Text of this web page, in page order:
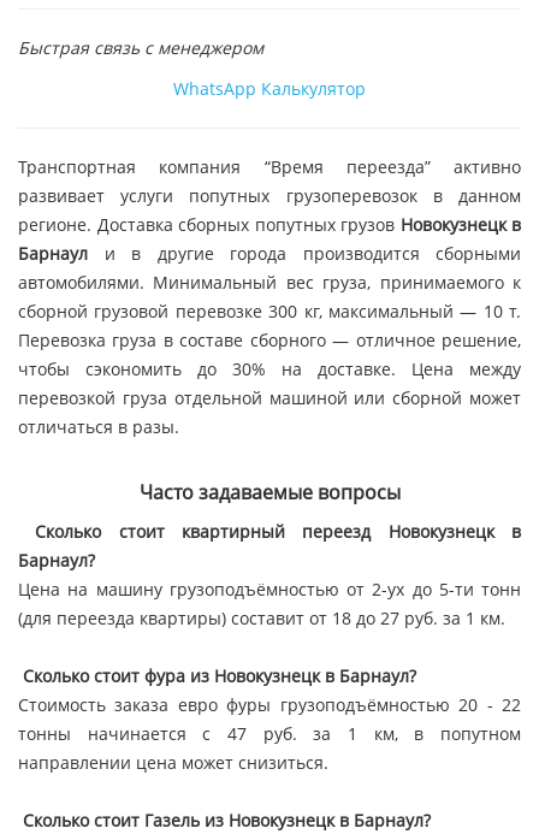
Быстрая связь с менеджером
WhatsApp Калькулятор
Транспортная компания “Время переезда” активно
развивает услуги попутных грузоперевозок в данном
регионе. Доставка сборных попутных грузов Новокузнецк в
Барнаул и в другие города производится сборными
автомобилями. Минимальный вес груза, принимаемого к
сборной грузовой перевозке 300 кг, максимальный — 10 т.
Перевозка груза в составе сборного — отличное решение,
чтобы сэкономить до 30% на доставке. Цена между
перевозкой груза отдельной машиной или сборной может
отличаться в разы.
Часто задаваемые вопросы
Сколько стоит квартирный переезд Новокузнецк в
Барнаул?
Цена на машину грузоподъёмностью от 2-ух до 5-ти тонн
(для переезда квартиры) составит от 18 до 27 руб. за 1 км.
Сколько стоит фура из Новокузнецк в Барнаул?
Стоимость заказа евро фуры грузоподъёмностью 20 - 22
тонны начинается с 47 руб. за 1 км, в попутном
направлении цена может снизиться.
Сколько стоит Газель из Новокузнецк в Барнаул?